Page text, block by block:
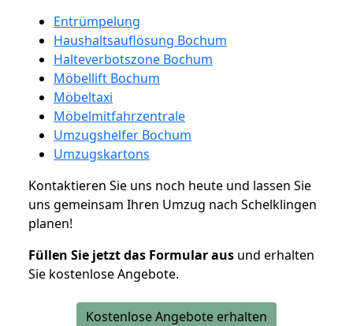
Entrümpelung
Haushaltsauflösung Bochum
Halteverbotszone Bochum
Möbellift Bochum
Möbeltaxi
Möbelmitfahrzentrale
Umzugshelfer Bochum
Umzugskartons
Kontaktieren Sie uns noch heute und lassen Sie
uns gemeinsam Ihren Umzug nach Schelklingen
planen!
Füllen Sie jetzt das Formular aus und erhalten
Sie kostenlose Angebote.
Kostenlose Angebote erhalten